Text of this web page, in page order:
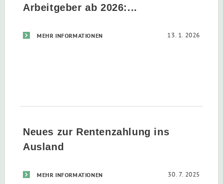
Arbeitgeber ab 2026:...
MEHR INFORMATIONEN 13. 1. 2026
Neues zur Rentenzahlung ins
Ausland
MEHR INFORMATIONEN 30. 7. 2025